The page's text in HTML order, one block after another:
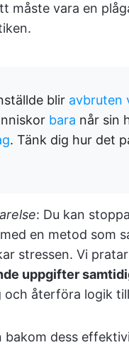
måste vara en
blir avbruten
bara når sin
. Tänk dig hur det
: Du kan
en metod som
stressen. Vi
uppgifter
och återföra logik till
bakom dess